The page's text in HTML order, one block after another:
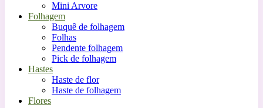
Mini Arvore
Folhagem
Buquê de folhagem
Folhas
Pendente folhagem
Pick de folhagem
Hastes
Haste de flor
Haste de folhagem
Flores